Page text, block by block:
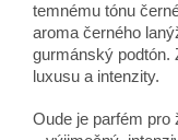
temnému tónu
aroma černého
gurmánský podtón.
luxusu a intenzity.
Oude je parfém pro